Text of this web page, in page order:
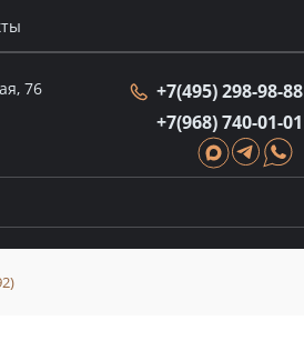
76
+7(495) 298-98-88
+7(968) 740-01-01